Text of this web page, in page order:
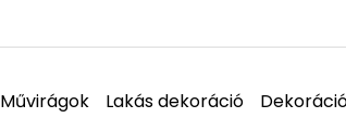
Művirágok Lakás dekoráció